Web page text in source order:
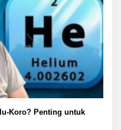
Koro? Penting untuk